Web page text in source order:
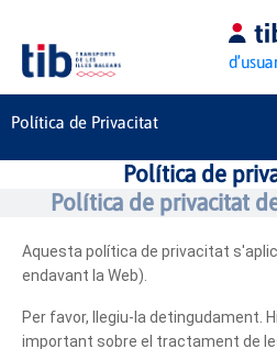
Política de Privacitat
Política de
Política de privacitat
Aquesta política de privacitat
endavant la Web).
Per favor, llegiu-la detingudament.
important sobre el tractament de